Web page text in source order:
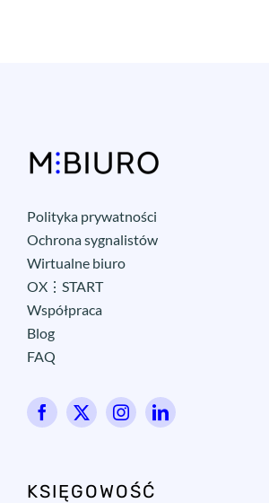
Polityka prywatności
Ochrona sygnalistów
Wirtualne biuro
OX⋮START
Współpraca
Blog
FAQ
KSIĘGOWOŚĆ